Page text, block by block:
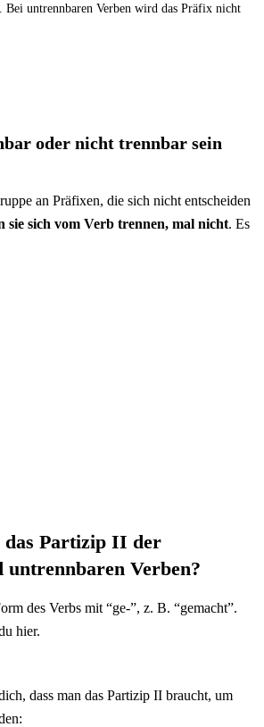
Bei untrennbaren Verben wird das Präfix nicht
oder nicht trennbar sein
an Präfixen, die sich nicht entscheiden
sie sich vom Verb trennen, mal nicht. Es
das Partizip II der
untrennbaren Verben?
des Verbs mit “ge-”, z. B. “gemacht”.
hier.
dass man das Partizip II braucht, um